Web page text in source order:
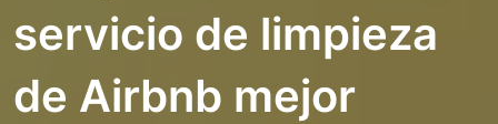
servicio de limpieza
de Airbnb mejor